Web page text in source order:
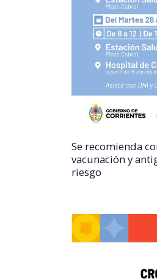
Se recomienda
vacunación y
riesgo